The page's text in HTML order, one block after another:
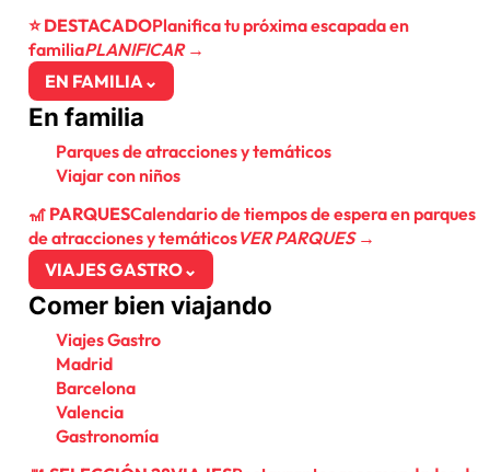
⭐ DESTACADOPlanifica tu próxima escapada en
familiaPLANIFICAR →
EN FAMILIA ⌄
En familia
Parques de atracciones y temáticos
Viajar con niños
🎢 PARQUESCalendario de tiempos de espera en parques
de atracciones y temáticosVER PARQUES →
VIAJES GASTRO⌄
Comer bien viajando
Viajes Gastro
Madrid
Barcelona
Valencia
Gastronomía